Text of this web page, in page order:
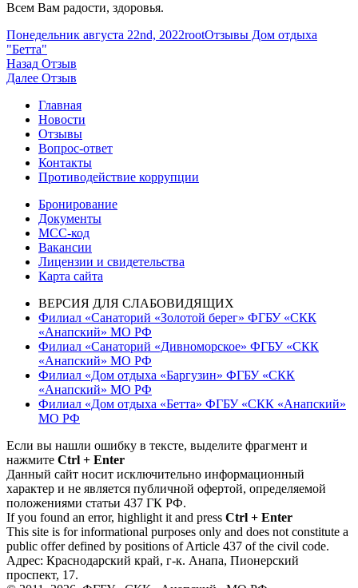
Всем Вам радости, здоровья.
Опубликовано
Понедельник августа 22nd, 2022Автор
rootРубрики
Отзывы Дом отдыха
"Бетта"
Навигация
по
записям
Назад Предыдущая
запись:
Отзыв
Далее Следующая
Отзыв
Главная
Новости
Отзывы
Вопрос-ответ
Контакты
Противодействие коррупции
Бронирование
Документы
МСС-код
Вакансии
Лицензии и свидетельства
Карта сайта
ВЕРСИЯ ДЛЯ СЛАБОВИДЯЩИХ
Филиал «Санаторий «Золотой берег» ФГБУ «СКК
«Анапский» МО РФ
Филиал «Санаторий «Дивноморское» ФГБУ «СКК
«Анапский» МО РФ
Филиал «Дом отдыха «Баргузин» ФГБУ «СКК
«Анапский» МО РФ
Филиал «Дом отдыха «Бетта» ФГБУ «СКК «Анапский»
МО РФ
Если вы нашли ошибку в тексте, выделите фрагмент и
нажмите Ctrl + Enter
Данный сайт носит исключительно информационный
характер и не является публичной офертой, определяемой
положениями статьи 437 ГК РФ.
If you found an error, highlight it and press Ctrl + Enter
This site is for informational purposes only and does not constitute a
public offer defined by positions of Article 437 of the civil code.
Адрес: Краснодарский край, г-к. Анапа, Пионерский
проспект, 17.